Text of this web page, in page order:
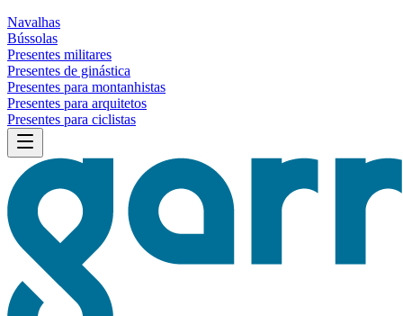
Navalhas
Bússolas
Presentes militares
Presentes de ginástica
Presentes para montanhistas
Presentes para arquitetos
Presentes para ciclistas